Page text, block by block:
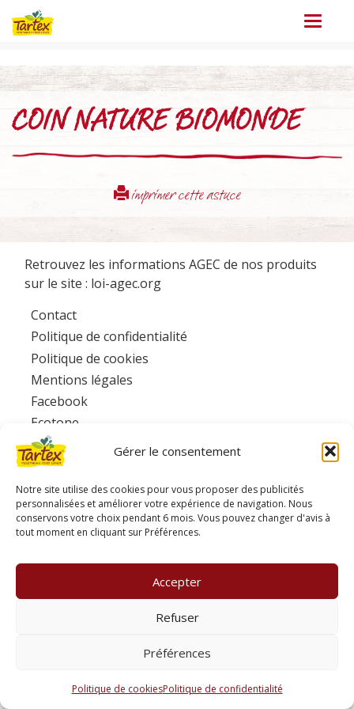
Gérer le consentement
Notre site utilise des cookies pour vous proposer des publicités
personnalisées et améliorer votre expérience de navigation. Nous
conservons votre choix pendant 6 mois. Vous pouvez changer d'avis à
tout moment en cliquant sur Préférences.
Accepter
Refuser
Préférences
Politique de cookiesPolitique de confidentialité
Menu
COIN NATURE BIOMONDE
imprimer cette astuce
Retrouvez les informations AGEC de nos produits
sur le site : loi-agec.org
Contact
Politique de confidentialité
Politique de cookies
Mentions légales
Facebook
Ecotone
www.consignesdetri.fr